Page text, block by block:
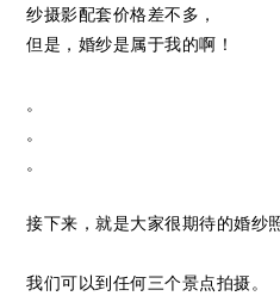
纱摄影配套价格差不多，
但是，婚纱是属于我的啊！
。
。
。
接下来，就是大家很期待的婚纱
我们可以到任何三个景点拍摄。